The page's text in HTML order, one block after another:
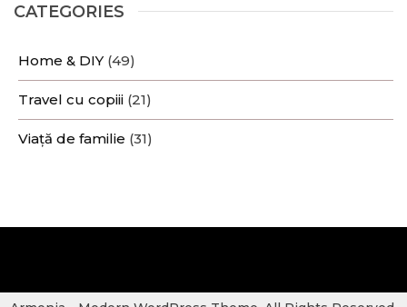
CATEGORIES
Home & DIY (49)
Travel cu copiii (21)
Viață de familie (31)